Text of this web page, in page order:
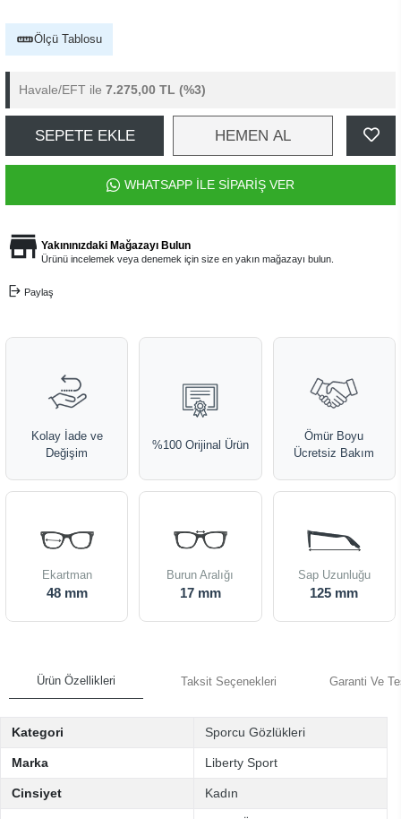
Ölçü Tablosu
Havale/EFT ile 7.275,00 TL (%3)
SEPETE EKLE HEMEN AL
WHATSAPP İLE SİPARİŞ VER
Yakınınızdaki Mağazayı Bulun
Ürünü incelemek veya denemek için size en yakın mağazayı bulun.
Paylaş
Kolay İade ve
Değişim
%100 Orijinal Ürün
Ömür Boyu
Ücretsiz Bakım
Ekartman
48 mm
Burun Aralığı
17 mm
Sap Uzunluğu
125 mm
Ürün Özellikleri Taksit Seçenekleri Garanti Ve
Kategori Sporcu Gözlükleri
Marka Liberty Sport
Cinsiyet Kadın